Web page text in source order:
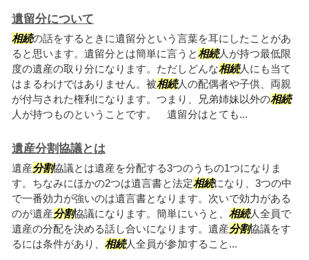
遺留分について
相続の話をするときに遺留分という言葉を耳にしたことがあ
ると思います。遺留分とは簡単に言うと相続人が持つ最低限
度の遺産の取り分になります。ただしどんな相続人にも当て
はまるわけではありません。被相続人の配偶者や子供、両親
が付与された権利になります。つまり、兄弟姉妹以外の相続
人が持つものということです。 遺留分はとても...
遺産分割協議とは
遺産分割協議とは遺産を分配する3つのうちの1つになりま
す。ちなみにほかの2つは遺言書と法定相続になり、3つの中
で一番効力が強いのは遺言書となります。次いで効力がある
のが遺産分割協議になります。簡単にいうと、 相続人全員で
遺産の分配を決める話し合いになります。遺産分割協議をす
るには条件があり、 相続人全員が参加すること...